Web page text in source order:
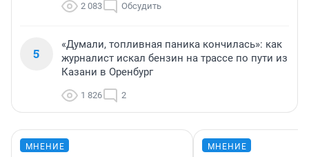
2 083 Обсудить
5
«Думали, топливная паника кончилась»: как
журналист искал бензин на трассе по пути из
Казани в Оренбург
1 826 2
МНЕНИЕ МНЕНИЕ